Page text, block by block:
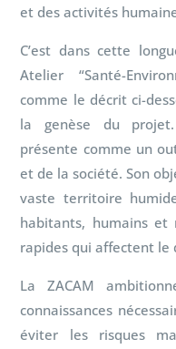
et des activités
C’est dans cette
Atelier “Santé-
comme le décrit ci-
la genèse du
présente comme un
et de la société. Son
vaste territoire
habitants, humains et
rapides qui affectent le
La ZACAM
connaissances
éviter les risques